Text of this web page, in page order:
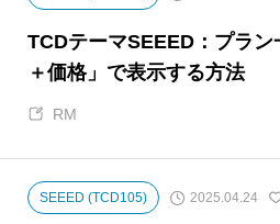
TCDテーマSEEED：プラ
＋価格」で表示する方法
RM
SEEED (TCD105) 2025.04.24